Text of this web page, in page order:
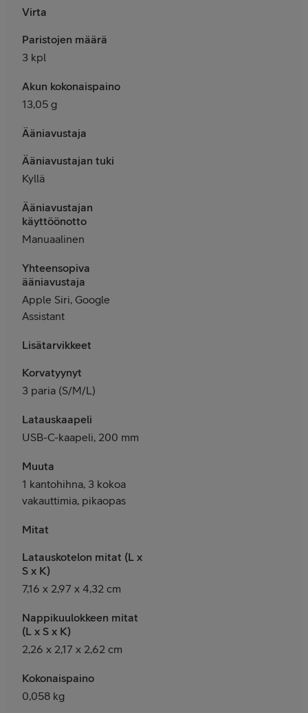
Virta
Paristojen määrä
3 kpl
Akun kokonaispaino
13,05 g
Ääniavustaja
Ääniavustajan tuki
Kyllä
Ääniavustajan
käyttöönotto
Manuaalinen
Yhteensopiva
ääniavustaja
Apple Siri, Google
Assistant
Lisätarvikkeet
Korvatyynyt
3 paria (S/M/L)
Latauskaapeli
USB-C-kaapeli, 200 mm
Muuta
1 kantohihna, 3 kokoa
vakauttimia, pikaopas
Mitat
Latauskotelon mitat (L x
S x K)
7,16 x 2,97 x 4,32 cm
Nappikuulokkeen mitat
(L x S x K)
2,26 x 2,17 x 2,62 cm
Kokonaispaino
0,058 kg